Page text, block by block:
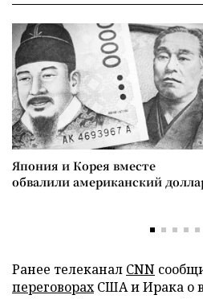
Япония и Корея вместе
обвалили американский
Ранее телеканал CNN
переговорахСША и Ирака о